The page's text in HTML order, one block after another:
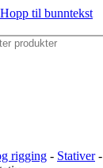
Hopp til bunntekst
rigging - Stativer-